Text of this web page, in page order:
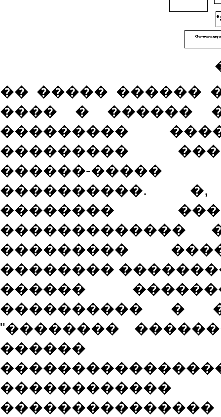
�� ����� ������
���� � ������
���������
���������
������-
����������.
��������
�������������
���������
��������
������
���������� �
"��������
������